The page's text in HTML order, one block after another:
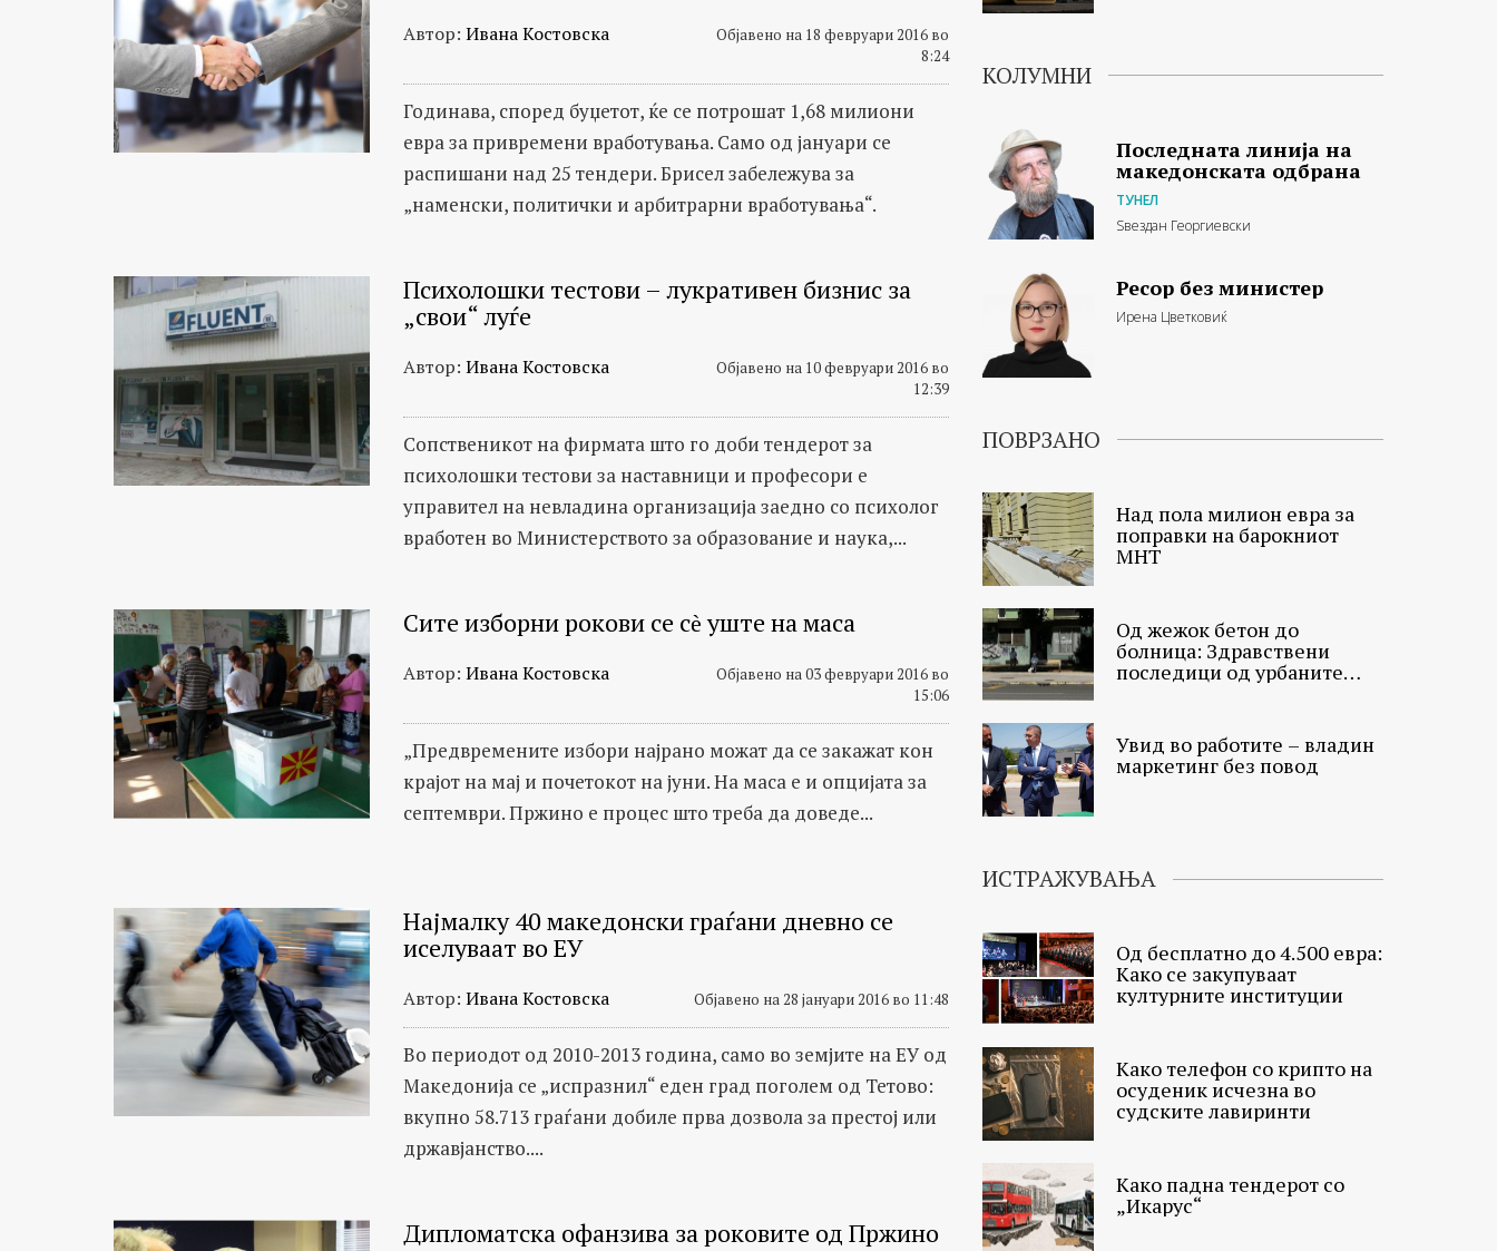
Автор: Ивана Костовска
Објавено на 18 февруари 2016 во
8:24
Годинава, според буџетот, ќе се потрошат 1,68 милиони
евра за привремени вработувања. Само од јануари се
распишани над 25 тендери. Брисел забележува за
„наменски, политички и арбитрарни вработувања“.
Психолошки тестови – лукративен бизнис за
„свои“ луѓе
Автор: Ивана Костовска
Објавено на 10 февруари 2016 во
12:39
Сопственикот на фирмата што го доби тендерот за
психолошки тестови за наставници и професори е
управител на невладина организација заедно со психолог
вработен во Министерството за образование и наука,...
Сите изборни рокови се сѐ уште на маса
Автор: Ивана Костовска
Објавено на 03 февруари 2016 во
15:06
„Предвремените избори најрано можат да се закажат кон
крајот на мај и почетокот на јуни. На маса е и опцијата за
септември. Пржино е процес што треба да доведе...
Најмалку 40 македонски граѓани дневно се
иселуваат во ЕУ
Автор: Ивана Костовска Објавено на 28 јануари 2016 во 11:48
Во периодот од 2010-2013 година, само во земјите на ЕУ од
Македонија се „испразнил“ еден град поголем од Тетово:
вкупно 58.713 граѓани добиле прва дозвола за престој или
државјанство....
Дипломатска офанзива за роковите од Пржино
КОЛУМНИ
Последната линија на
македонската одбрана
ТУНЕЛ
Ѕвездан Георгиевски
Ресор без министер
Ирена Цветковиќ
ПОВРЗАНО
Над пола милион евра за
поправки на барокниот
МНТ
Од жежок бетон до
болница: Здравствени
последици од урбаните
Увид во работите – владин
маркетинг без повод
ИСТРАЖУВАЊА
Од бесплатно до 4.500 евра:
Како се закупуваат
културните институции
Како телефон со крипто на
осуденик исчезна во
судските лавиринти
Како падна тендерот со
„Икарус“